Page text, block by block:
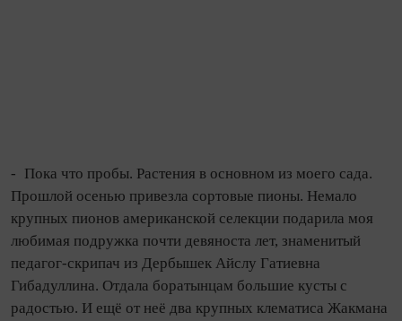
- Пока что пробы. Растения в основном из моего сада.
Прошлой осенью привезла сортовые пионы. Немало
крупных пионов американской селекции подарила моя
любимая подружка по­чти девяноста лет, знаменитый
педагог‑скрипач из Дербышек Айслу Гатиевна
Гибадуллина. Отдала боратынцам большие кусты с
радостью. И ещё от неё два крупных клематиса Жакмана